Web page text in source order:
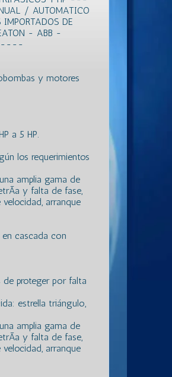
/ AUTOMATICO
DE
- ABB -
y motores
a 5 HP.
los requerimientos
amplia gama de
y falta de fase,
arranque
cascada con
de proteger por falta
estrella triángulo,
amplia gama de
y falta de fase,
arranque